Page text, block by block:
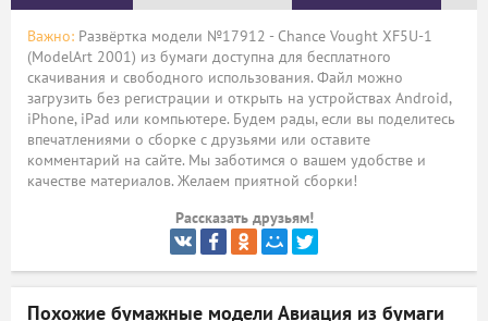
Важно: Развёртка модели №17912 - Chance Vought XF5U-1
(ModelArt 2001) из бумаги доступна для бесплатного
скачивания и свободного использования. Файл можно
загрузить без регистрации и открыть на устройствах Android,
iPhone, iPad или компьютере. Будем рады, если вы поделитесь
впечатлениями о сборке с друзьями или оставите
комментарий на сайте. Мы заботимся о вашем удобстве и
качестве материалов. Желаем приятной сборки!
Рассказать друзьям!
Похожие бумажные модели Авиация из бумаги